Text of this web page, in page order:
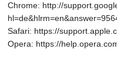
Chrome: http://
Safari: https://
Opera: https://